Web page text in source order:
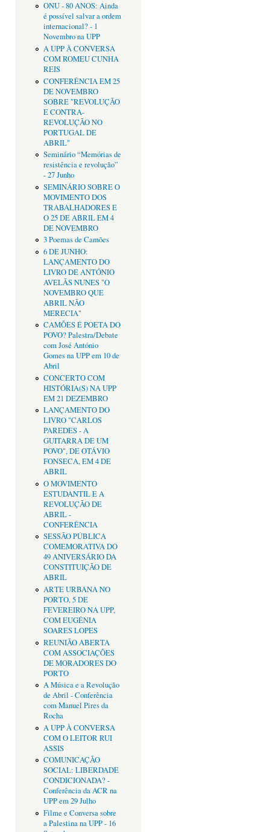
ONU - 80 ANOS: Ainda
é possível salvar a ordem
internacional? - 1
Novembro na UPP
A UPP À CONVERSA
COM ROMEU CUNHA
REIS
CONFERÊNCIA EM 25
DE NOVEMBRO
SOBRE "REVOLUÇÃO
E CONTRA-
REVOLUÇÃO NO
PORTUGAL DE
ABRIL"
Seminário “Memórias de
resistência e revolução”
- 27 Junho
SEMINÁRIO SOBRE O
MOVIMENTO DOS
TRABALHADORES E
O 25 DE ABRIL EM 4
DE NOVEMBRO
3 Poemas de Camões
6 DE JUNHO:
LANÇAMENTO DO
LIVRO DE ANTÓNIO
AVELÃS NUNES "O
NOVEMBRO QUE
ABRIL NÃO
MERECIA"
CAMÕES É POETA DO
POVO? Palestra/Debate
com José António
Gomes na UPP em 10 de
Abril
CONCERTO COM
HISTÓRIA(S) NA UPP
EM 21 DEZEMBRO
LANÇAMENTO DO
LIVRO "CARLOS
PAREDES - A
GUITARRA DE UM
POVO", DE OTÁVIO
FONSECA, EM 4 DE
ABRIL
O MOVIMENTO
ESTUDANTIL E A
REVOLUÇÃO DE
ABRIL -
CONFERÊNCIA
SESSÃO PÚBLICA
COMEMORATIVA DO
49 ANIVERSÁRIO DA
CONSTITUIÇÃO DE
ABRIL
ARTE URBANA NO
PORTO, 5 DE
FEVEREIRO NA UPP,
COM EUGÉNIA
SOARES LOPES
REUNIÃO ABERTA
COM ASSOCIAÇÕES
DE MORADORES DO
PORTO
A Música e a Revolução
de Abril - Conferência
com Manuel Pires da
Rocha
A UPP À CONVERSA
COM O LEITOR RUI
ASSIS
COMUNICAÇÃO
SOCIAL: LIBERDADE
CONDICIONADA? -
Conferência da ACR na
UPP em 29 Julho
Filme e Conversa sobre
a Palestina na UPP - 16